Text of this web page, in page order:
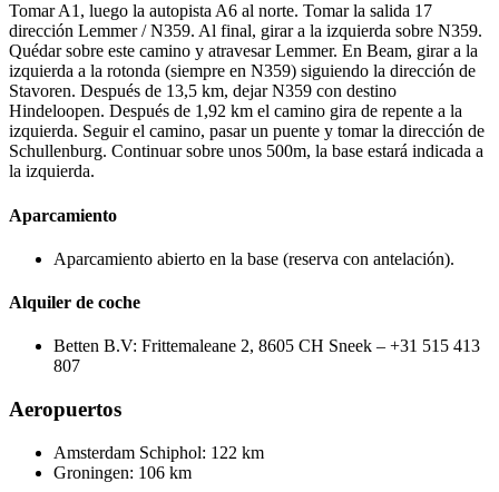
Tomar A1, luego la autopista A6 al norte. Tomar la salida 17
dirección Lemmer / N359. Al final, girar a la izquierda sobre N359.
Quédar sobre este camino y atravesar Lemmer. En Beam, girar a la
izquierda a la rotonda (siempre en N359) siguiendo la dirección de
Stavoren. Después de 13,5 km, dejar N359 con destino
Hindeloopen. Después de 1,92 km el camino gira de repente a la
izquierda. Seguir el camino, pasar un puente y tomar la dirección de
Schullenburg. Continuar sobre unos 500m, la base estará indicada a
la izquierda.
Aparcamiento
Aparcamiento abierto en la base (reserva con antelación).
Alquiler de coche
Betten B.V: Frittemaleane 2, 8605 CH Sneek – +31 515 413
807
Aeropuertos
Amsterdam Schiphol: 122 km
Groningen: 106 km